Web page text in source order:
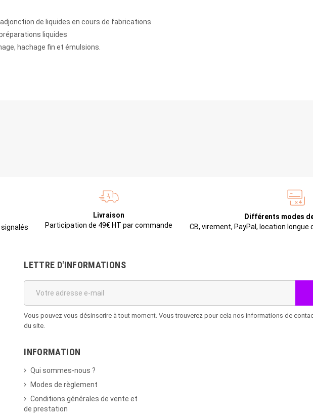
adjonction de liquides en cours de fabrications
liquides
hachage fin et émulsions.
Livraison
Participation de 49€ HT par commande
Différents modes
CB, virement, PayPal, location
LETTRE D'INFORMATIONS
Vous pouvez vous désinscrire à tout moment. Vous trouverez pour cela nos informations de
du site.
INFORMATION
Qui sommes-nous ?
Modes de règlement
Conditions générales de vente et
de prestation